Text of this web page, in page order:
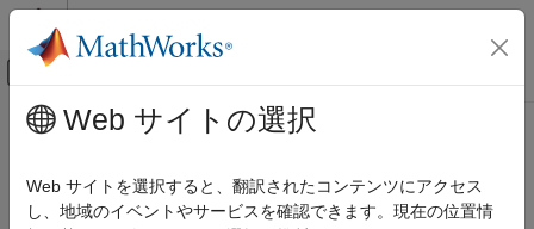
コンテンツへスキップ
オフキャンバス ナビゲーション メ
ドキュメンテーションのホーム
コード検証
メインコンテンツ
Web サイトの選択
Web サイトを選択すると、翻訳されたコンテンツにアクセス
し、地域のイベントやサービスを確認できます。現在の位置情